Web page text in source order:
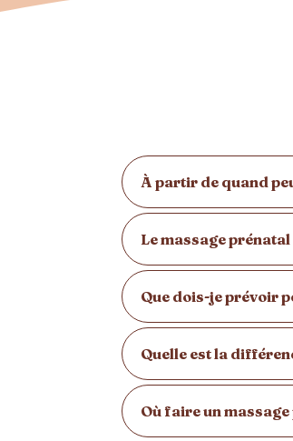
À partir de quand
Le massage
Que dois-je prévoir
Quelle est la
Où faire un